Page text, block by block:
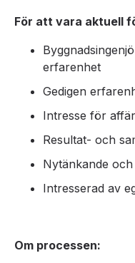
För att vara aktuell
erfarenhet
Gedigen
Intresse för
Resultat- och
Nytänkande
Intresserad av
Om processen: